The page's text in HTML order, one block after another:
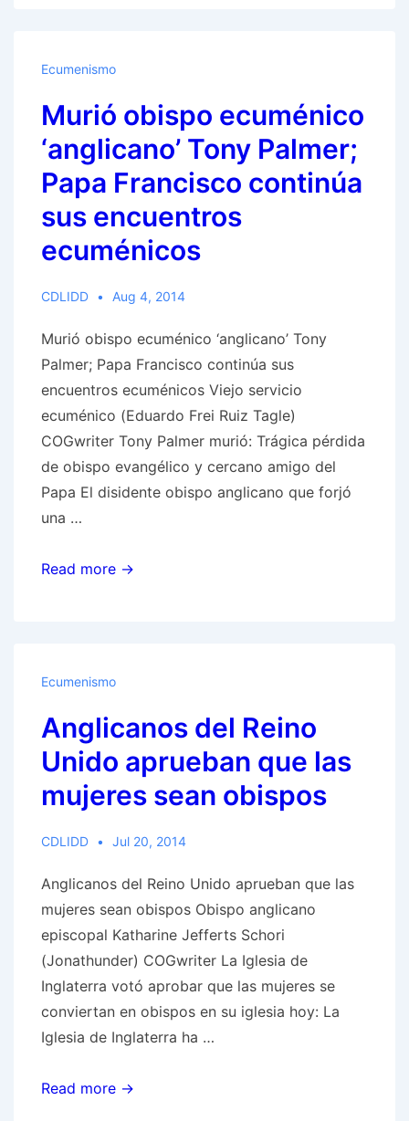
una
primera,
pero
parte
de
plan
Babilónico
Ecumenismo
Murió obispo ecuménico
‘anglicano’ Tony Palmer;
Papa Francisco continúa
sus encuentros
ecuménicos
CDLIDD Aug 4, 2014
Murió obispo ecuménico ‘anglicano’ Tony
Palmer; Papa Francisco continúa sus
encuentros ecuménicos Viejo servicio
ecuménico (Eduardo Frei Ruiz Tagle)
COGwriter Tony Palmer murió: Trágica pérdida
de obispo evangélico y cercano amigo del
Papa El disidente obispo anglicano que forjó
una …
Murió
Papa
Francisco
continúa
sus
ecuménicos
Read more →
Ecumenismo
Anglicanos del Reino
Unido aprueban que las
mujeres sean obispos
CDLIDD Jul 20, 2014
Anglicanos del Reino Unido aprueban que las
mujeres sean obispos Obispo anglicano
episcopal Katharine Jefferts Schori
(Jonathunder) COGwriter La Iglesia de
Inglaterra votó aprobar que las mujeres se
conviertan en obispos en su iglesia hoy: La
Iglesia de Inglaterra ha …
Anglicanos
Read more →